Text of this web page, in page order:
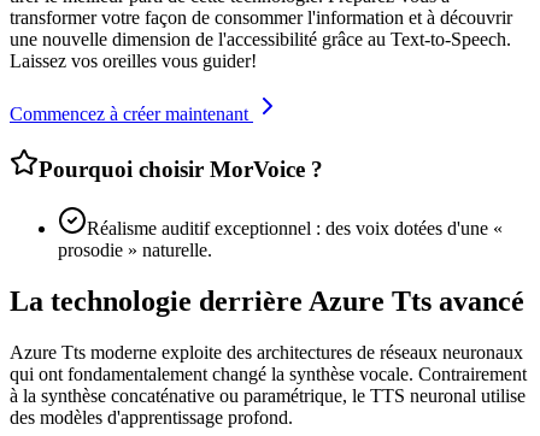
transformer votre façon de consommer l'information et à découvrir
une nouvelle dimension de l'accessibilité grâce au Text-to-Speech.
Laissez vos oreilles vous guider!
Commencez à créer maintenant
Pourquoi choisir MorVoice ?
Réalisme auditif exceptionnel : des voix dotées d'une «
prosodie » naturelle.
La technologie derrière Azure Tts avancé
Azure Tts moderne exploite des architectures de réseaux neuronaux
qui ont fondamentalement changé la synthèse vocale. Contrairement
à la synthèse concaténative ou paramétrique, le TTS neuronal utilise
des modèles d'apprentissage profond.